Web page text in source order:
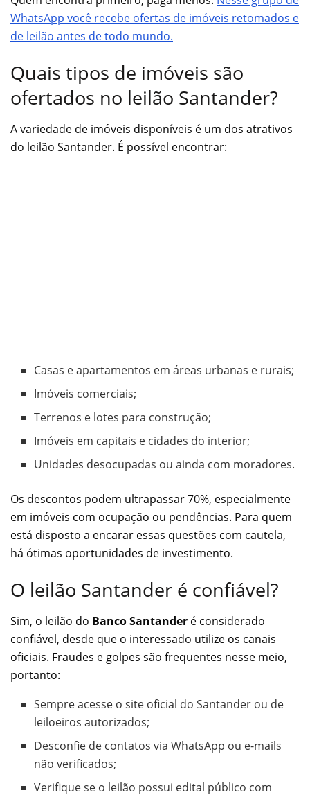
WhatsApp você recebe ofertas de imóveis retomados e
de leilão antes de todo mundo.
Quais tipos de imóveis são
ofertados no leilão Santander?
A variedade de imóveis disponíveis é um dos atrativos
do leilão Santander. É possível encontrar:
Casas e apartamentos em áreas urbanas e rurais;
Imóveis comerciais;
Terrenos e lotes para construção;
Imóveis em capitais e cidades do interior;
Unidades desocupadas ou ainda com moradores.
Os descontos podem ultrapassar 70%, especialmente
em imóveis com ocupação ou pendências. Para quem
está disposto a encarar essas questões com cautela,
há ótimas oportunidades de investimento.
O leilão Santander é confiável?
Sim, o leilão do Banco Santander é considerado
confiável, desde que o interessado utilize os canais
oficiais. Fraudes e golpes são frequentes nesse meio,
portanto:
Sempre acesse o site oficial do Santander ou de
leiloeiros autorizados;
Desconfie de contatos via WhatsApp ou e-mails
não verificados;
Verifique se o leilão possui edital público com